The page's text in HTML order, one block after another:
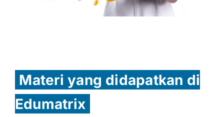
Materi yang didapatkan di
Edumatrix